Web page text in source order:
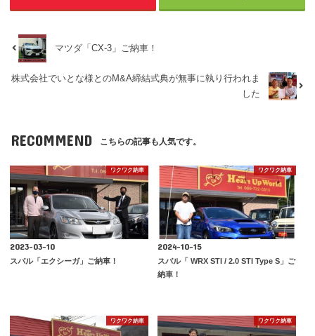
マツダ「CX-3」ご納車！
株式会社でいとな様とのM&A締結式典が無事に執り行われま
した
RECOMMEND こちらの記事も人気です。
ワクワク納車
2023-03-10
スバル「エクシーガ」ご納車！
ワクワク納車
2024-10-15
スバル「 WRX STI / 2.0 STI Type S」ご
納車！
ワクワク納車 ワクワク納車